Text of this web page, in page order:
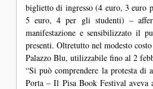
biglietto di ingresso (4 euro, 3 euro
5 euro, 4 per gli studenti) –
manifestazione e sensibilizzato il
presenti. Oltretutto nel modesto
Palazzo Blu, utilizzabile fino al 2
“Si può comprendere la protesta
Porta – Il Pisa Book Festival aveva